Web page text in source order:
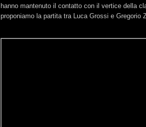
hanno mantenuto il contatto con il vertice della
proponiamo la partita tra Luca Grossi e Gregorio